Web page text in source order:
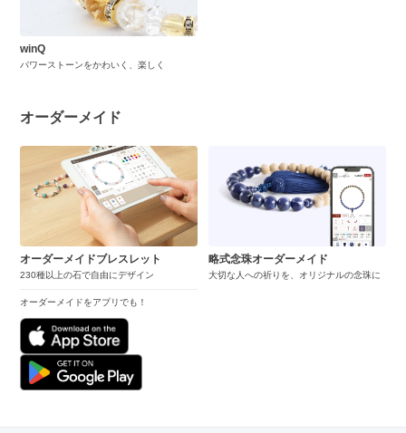
winQ
パワーストーンをかわいく、楽しく
オーダーメイド
オーダーメイドブレスレット
230種以上の石で自由にデザイン
オーダーメイドをアプリでも！
略式念珠オーダーメイド
大切な人への祈りを、オリジナルの念珠に